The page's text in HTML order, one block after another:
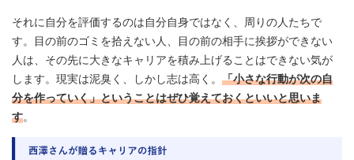
それに自分を評価するのは自分自身ではなく、周りの人たちで
す。目の前のゴミを拾えない人、目の前の相手に挨拶ができない
人は、その先に大きなキャリアを積み上げることはできない気が
します。現実は泥臭く、しかし志は高く。 「小さな行動が次の自
分を作っていく」ということはぜひ覚えておくといいと思いま
す。